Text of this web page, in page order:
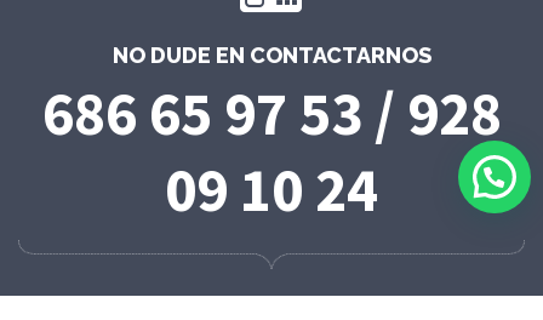
NO DUDE EN CONTACTARNOS
686 65 97 53 / 928
09 10 24